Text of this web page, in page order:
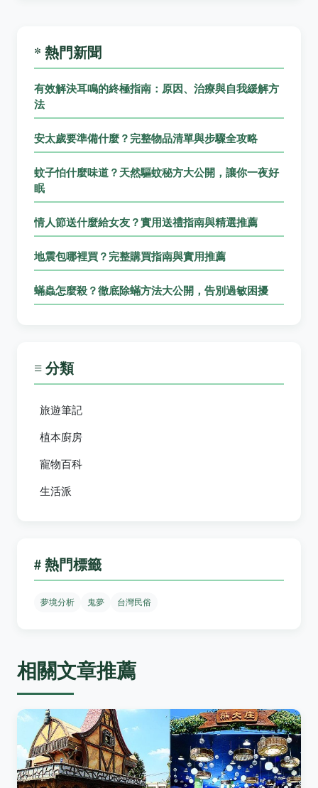
* 熱門新聞
有效解決耳鳴的終極指南：原因、治療與自我緩解方
法
安太歲要準備什麼？完整物品清單與步驟全攻略
蚊子怕什麼味道？天然驅蚊秘方大公開，讓你一夜好
眠
情人節送什麼給女友？實用送禮指南與精選推薦
地震包哪裡買？完整購買指南與實用推薦
蟎蟲怎麼殺？徹底除蟎方法大公開，告別過敏困擾
≡ 分類
旅遊筆記
植本廚房
寵物百科
生活派
# 熱門標籤
夢境分析 鬼夢 台灣民俗
相關文章推薦